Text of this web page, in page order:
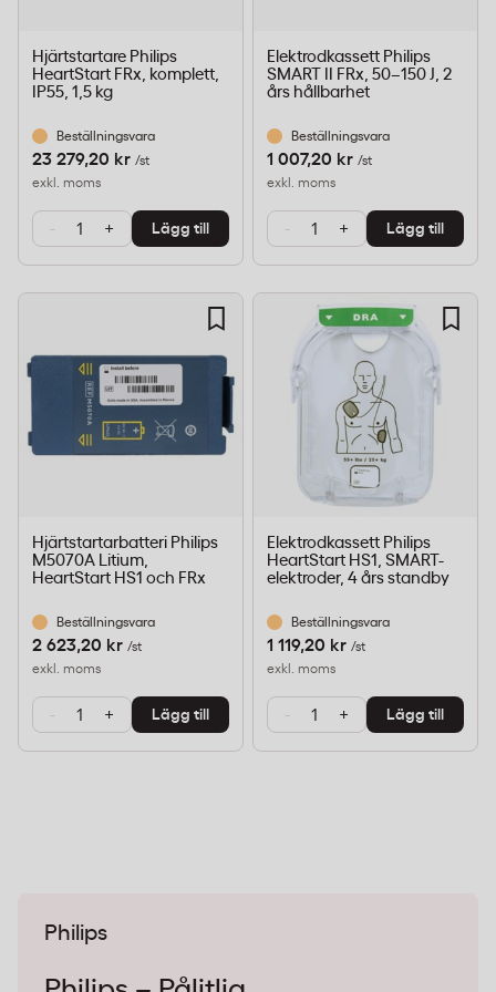
Hjärtstartare Philips
HeartStart FRx, komplett,
IP55, 1,5 kg
Beställningsvara
23 279,20 kr /st
exkl. moms
- + Lägg till
Elektrodkassett Philips
SMART II FRx, 50–150 J, 2
års hållbarhet
Beställningsvara
1 007,20 kr /st
exkl. moms
- + Lägg till
Hjärtstartarbatteri Philips
M5070A Litium,
HeartStart HS1 och FRx
Beställningsvara
2 623,20 kr /st
exkl. moms
- + Lägg till
Elektrodkassett Philips
HeartStart HS1, SMART-
elektroder, 4 års standby
Beställningsvara
1 119,20 kr /st
exkl. moms
- + Lägg till
Philips